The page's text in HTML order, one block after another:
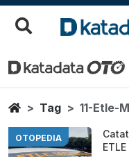
11 Etle
Berita Terbaru
HomeTag 11-Etle-
OTOPEDIA